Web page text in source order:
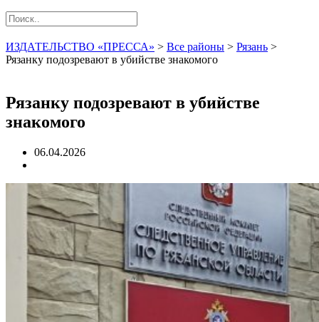
ИЗДАТЕЛЬСТВО «ПРЕССА» > Все районы > Рязань >
Рязанку подозревают в убийстве знакомого
Рязанку подозревают в убийстве
знакомого
06.04.2026